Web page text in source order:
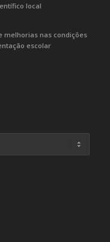
local
melhorias nas condições
escolar